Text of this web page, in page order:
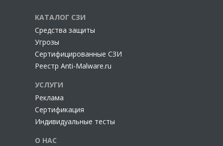
КАТАЛОГ СЗИ
Cредства защиты
Угрозы
Сертифицированные СЗИ
Реестр Anti-Malware.ru
УСЛУГИ
Реклама
Сертификация
Индивидуальные тесты
О НАС